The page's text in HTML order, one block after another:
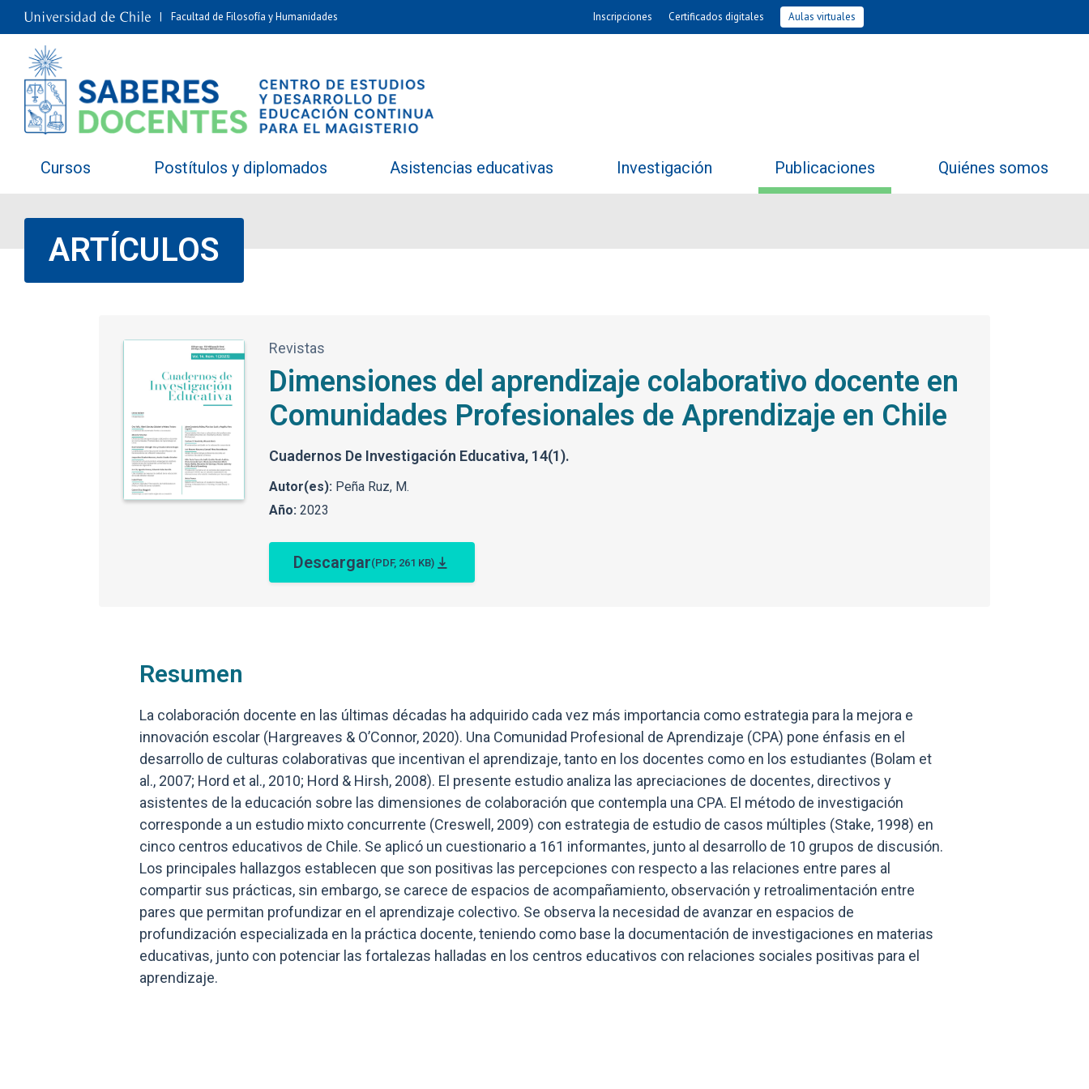
Facultad de Filosofía y Humanidades Inscripciones Certificados digitales Aulas virtuales
Cursos Postítulos y diplomados Asistencias educativas Investigación Publicaciones Quiénes somos
ARTÍCULOS
Revistas
Dimensiones del aprendizaje colaborativo docente en
Comunidades Profesionales de Aprendizaje en Chile
Cuadernos De Investigación Educativa, 14(1).
Autor(es): Peña Ruz, M.
Año: 2023
Descargar(PDF, 261 KB)
Resumen
La colaboración docente en las últimas décadas ha adquirido cada vez más importancia como estrategia para la mejora e
innovación escolar (Hargreaves & O’Connor, 2020). Una Comunidad Profesional de Aprendizaje (CPA) pone énfasis en el
desarrollo de culturas colaborativas que incentivan el aprendizaje, tanto en los docentes como en los estudiantes (Bolam et
al., 2007; Hord et al., 2010; Hord & Hirsh, 2008). El presente estudio analiza las apreciaciones de docentes, directivos y
asistentes de la educación sobre las dimensiones de colaboración que contempla una CPA. El método de investigación
corresponde a un estudio mixto concurrente (Creswell, 2009) con estrategia de estudio de casos múltiples (Stake, 1998) en
cinco centros educativos de Chile. Se aplicó un cuestionario a 161 informantes, junto al desarrollo de 10 grupos de discusión.
Los principales hallazgos establecen que son positivas las percepciones con respecto a las relaciones entre pares al
compartir sus prácticas, sin embargo, se carece de espacios de acompañamiento, observación y retroalimentación entre
pares que permitan profundizar en el aprendizaje colectivo. Se observa la necesidad de avanzar en espacios de
profundización especializada en la práctica docente, teniendo como base la documentación de investigaciones en materias
educativas, junto con potenciar las fortalezas halladas en los centros educativos con relaciones sociales positivas para el
aprendizaje.